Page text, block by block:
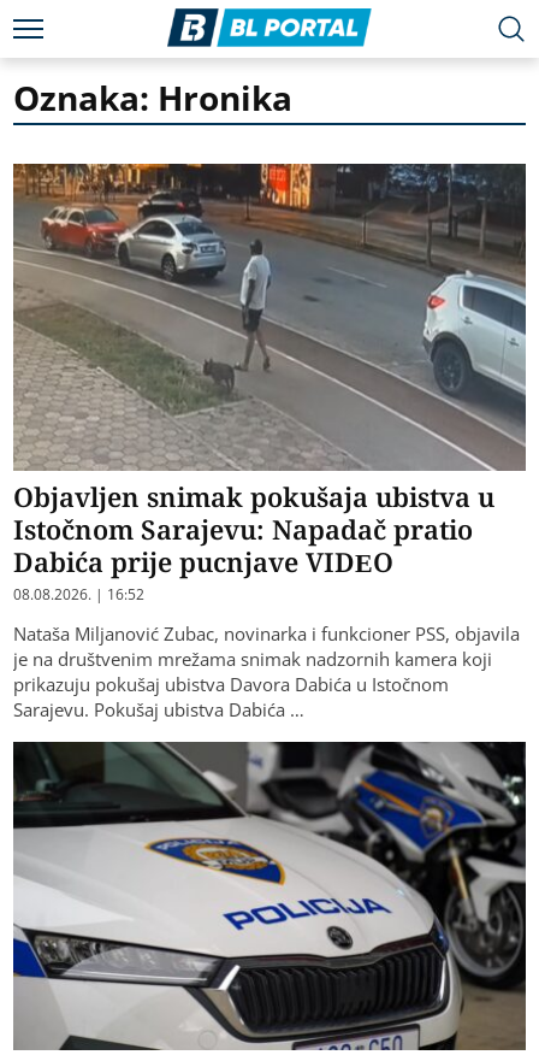
Oznaka: Hronika
Objavljen snimak pokušaja ubistva u
Istočnom Sarajevu: Napadač pratio
Dabića prije pucnjave VIDEO
08.08.2026. | 16:52
Nataša Miljanović Zubac, novinarka i funkcioner PSS, objavila
je na društvenim mrežama snimak nadzornih kamera koji
prikazuju pokušaj ubistva Davora Dabića u Istočnom
Sarajevu. Pokušaj ubistva Dabića …